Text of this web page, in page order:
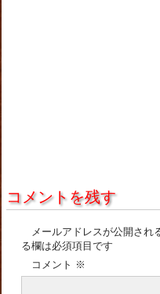
コメントを残す
メールアドレスが公開され
る欄は必須項目です
コメント ※